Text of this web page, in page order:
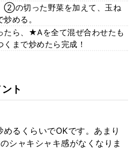
②の切った野菜を加えて、玉ね
める。
たら、★Aを全て混ぜ合わせたも
まで炒めたら完成！
ト
るくらいでOKです。あまり
シャキシャキ感がなくなりま